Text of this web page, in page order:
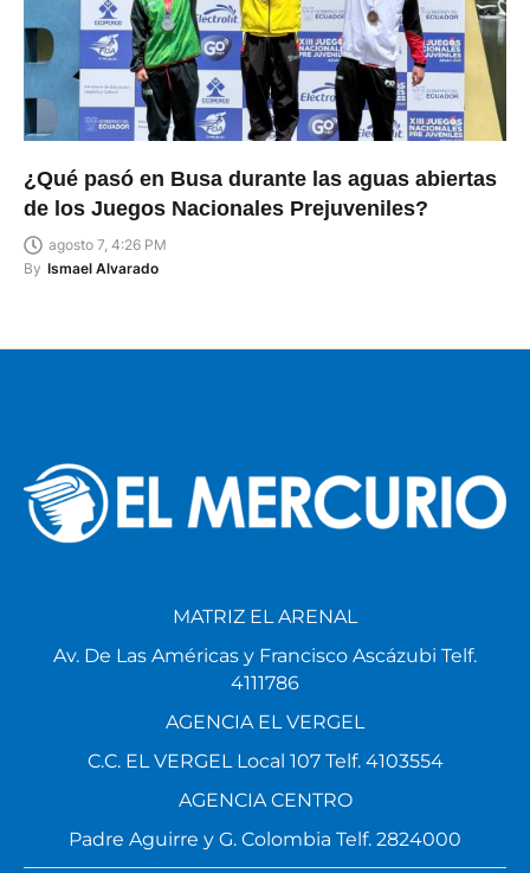
¿Qué pasó en Busa durante las aguas abiertas
de los Juegos Nacionales Prejuveniles?
agosto 7, 4:26 PM
By Ismael Alvarado
MATRIZ EL ARENAL
Av. De Las Américas y Francisco Ascázubi Telf.
4111786
AGENCIA EL VERGEL
C.C. EL VERGEL Local 107 Telf. 4103554
AGENCIA CENTRO
Padre Aguirre y G. Colombia Telf. 2824000